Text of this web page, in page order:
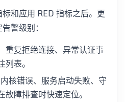
和应用 RED 指标之后。更
警级别：
重复拒绝连接、异常认证事
表。
核错误、服务启动失败、守
障排查时快速定位。